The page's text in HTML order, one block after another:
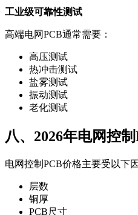
工业级可靠性测试
高端电网PCB通常需要：
高压测试
热冲击测试
盐雾测试
振动测试
老化测试
八、2026年电网控
电网控制PCB价格主要受以下
层数
铜厚
PCB尺寸